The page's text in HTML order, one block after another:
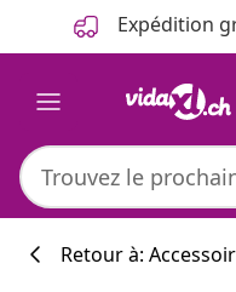
Précédent Expédition
Retour à: